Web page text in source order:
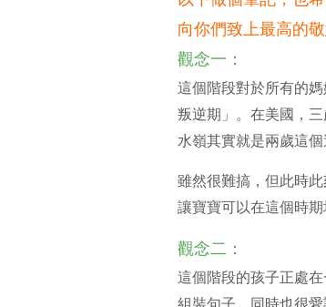
向你們致上最高的敬
觀念一：
這個階段對於所有的
叛逆期」。在美國，
水嶺其實就是兩歲這
雖然很難搞，但此時
讓寶寶可以在這個時
觀念二：
這個階段的孩子正處
組裝句子、同時也很